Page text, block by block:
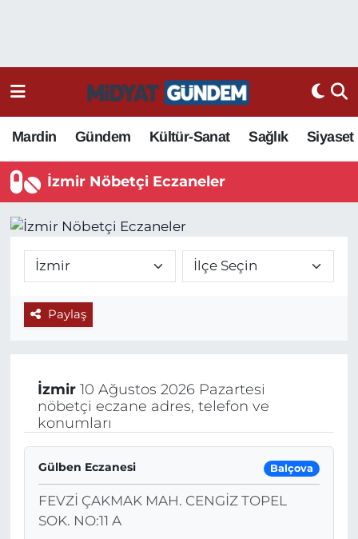
Mardin Gündem Kültür-Sanat Sağlık Siyaset
İzmir Nöbetçi Eczaneler
Paylaş
İzmir10 Ağustos 2026 Pazartesi
nöbetçi eczane adres, telefon ve
konumları
Gülben Eczanesi Balçova
FEVZİ ÇAKMAK MAH. CENGİZ TOPEL
SOK. NO:11 A